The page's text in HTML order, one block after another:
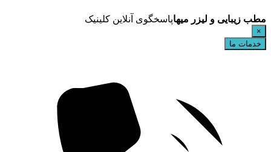
مطب زیبایی و لیزر میهاپاسخگوی آنلاین کلینیک
×
خدمات ما